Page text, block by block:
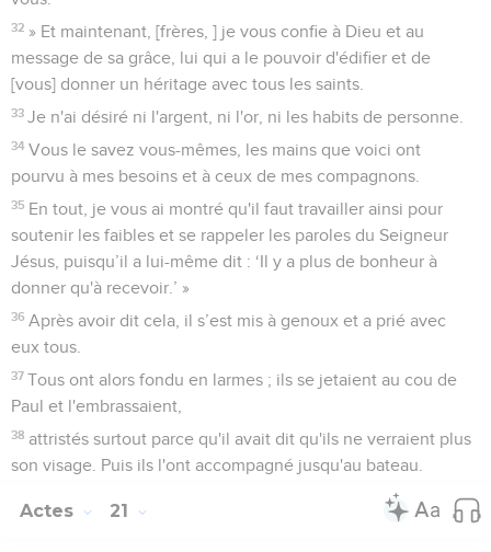
32 » Et maintenant, [frères, ] je vous confie à Dieu et au
message de sa grâce, lui qui a le pouvoir d'édifier et de
[vous] donner un héritage avec tous les saints.
33 Je n'ai désiré ni l'argent, ni l'or, ni les habits de personne.
34 Vous le savez vous-mêmes, les mains que voici ont
pourvu à mes besoins et à ceux de mes compagnons.
35 En tout, je vous ai montré qu'il faut travailler ainsi pour
soutenir les faibles et se rappeler les paroles du Seigneur
Jésus, puisqu’il a lui-même dit : ‘Il y a plus de bonheur à
donner qu'à recevoir.’ »
36 Après avoir dit cela, il s’est mis à genoux et a prié avec
eux tous.
37 Tous ont alors fondu en larmes ; ils se jetaient au cou de
Paul et l'embrassaient,
38 attristés surtout parce qu'il avait dit qu'ils ne verraient plus
son visage. Puis ils l'ont accompagné jusqu'au bateau.
Actes 21